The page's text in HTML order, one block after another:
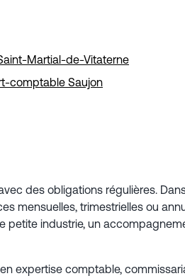
Martial-de-Vitaterne
comptable Saujon
des obligations régulières.
mensuelles, trimestrielles ou
petite industrie, un
expertise comptable,